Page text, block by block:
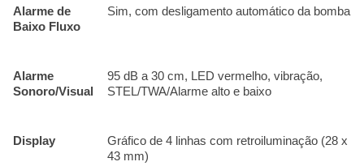
Alarme de
Baixo Fluxo
Sim, com desligamento automático da bomba
Alarme
Sonoro/Visual
95 dB a 30 cm, LED vermelho, vibração,
STEL/TWA/Alarme alto e baixo
Display
Gráfico de 4 linhas com retroiluminação (28 x
43 mm)